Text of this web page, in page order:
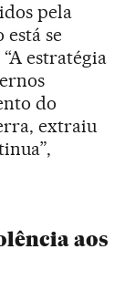
pela
se
estratégia
do
extraiu
aos